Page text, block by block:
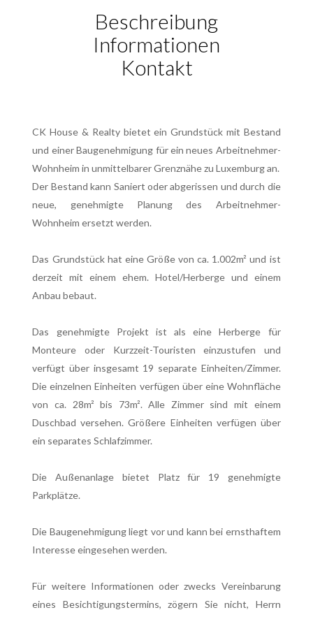
Beschreibung
Informationen
Kontakt
CK House & Realty bietet ein Grundstück mit Bestand
und einer Baugenehmigung für ein neues Arbeitnehmer-
Wohnheim in unmittelbarer Grenznähe zu Luxemburg an.
Der Bestand kann Saniert oder abgerissen und durch die
neue, genehmigte Planung des Arbeitnehmer-
Wohnheim ersetzt werden.
Das Grundstück hat eine Größe von ca. 1.002m² und ist
derzeit mit einem ehem. Hotel/Herberge und einem
Anbau bebaut.
Das genehmigte Projekt ist als eine Herberge für
Monteure oder Kurzzeit-Touristen einzustufen und
verfügt über insgesamt 19 separate Einheiten/Zimmer.
Die einzelnen Einheiten verfügen über eine Wohnfläche
von ca. 28m² bis 73m². Alle Zimmer sind mit einem
Duschbad versehen. Größere Einheiten verfügen über
ein separates Schlafzimmer.
Die Außenanlage bietet Platz für 19 genehmigte
Parkplätze.
Die Baugenehmigung liegt vor und kann bei ernsthaftem
Interesse eingesehen werden.
Für weitere Informationen oder zwecks Vereinbarung
eines Besichtigungstermins, zögern Sie nicht, Herrn